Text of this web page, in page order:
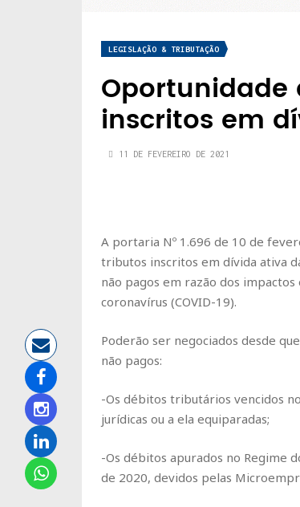
LEGISLAÇÃO & TRIBUTAÇÃO
Oportunidade
inscritos em
11 DE FEVEREIRO DE 2021
A portaria Nº 1.696 de 10 de
tributos inscritos em dívida ativa
não pagos em razão dos
coronavírus (COVID-19).
Poderão ser negociados desde
não pagos:
-Os débitos tributários vencidos
jurídicas ou a ela equiparadas;
-Os débitos apurados no Regime
de 2020, devidos pelas